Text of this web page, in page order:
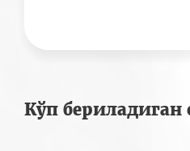
Кўп бериладиган